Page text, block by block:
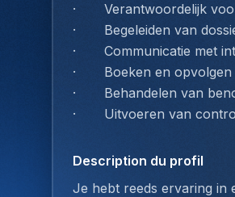
·       Verantwoordelijk
·       Begeleiden van
·       Communicatie
·       Boeken en
·       Behandelen van
·       Uitvoeren van
Description du profil
Je hebt reeds ervaring in